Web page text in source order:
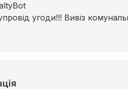
угоди!!! Вивіз